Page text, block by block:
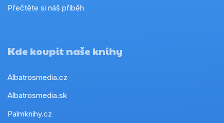
Přečtěte si náš příběh
Kde koupit naše knihy
Albatrosmedia.cz
Albatrosmedia.sk
Palmknihy.cz